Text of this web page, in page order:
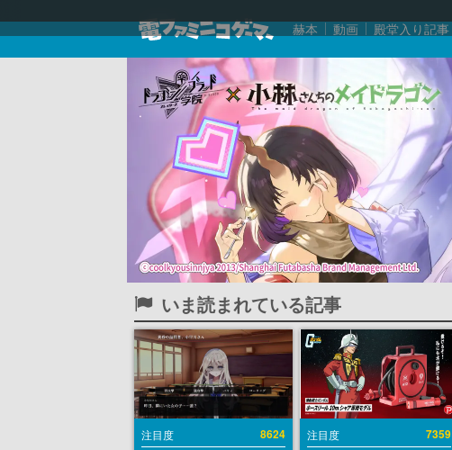
赫本 動画 殿堂入り記事
いま読まれている記事
注目度 8624 注目度 7359